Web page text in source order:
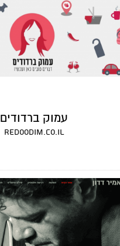
עמוק ברדודים
redoodim.co.il